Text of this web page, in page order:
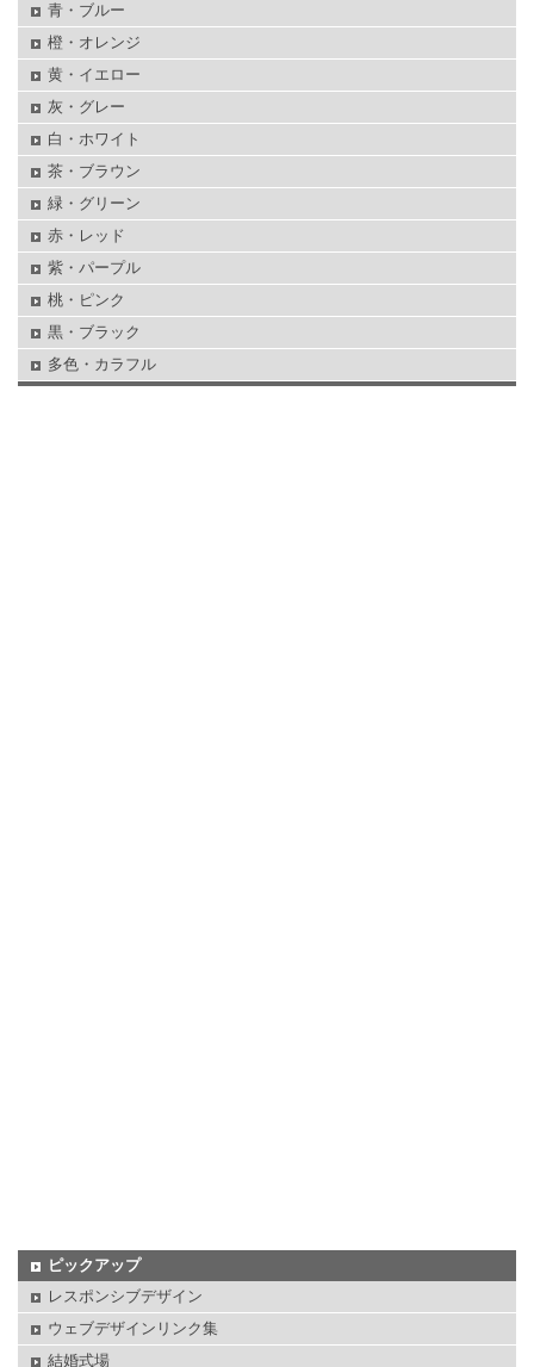
青・ブルー
橙・オレンジ
黄・イエロー
灰・グレー
白・ホワイト
茶・ブラウン
緑・グリーン
赤・レッド
紫・パープル
桃・ピンク
黒・ブラック
多色・カラフル
ピックアップ
レスポンシブデザイン
ウェブデザインリンク集
結婚式場